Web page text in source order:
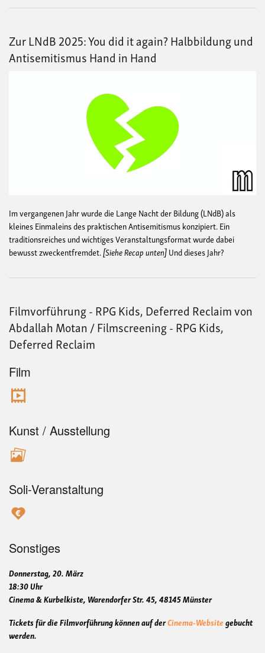
Zur LNdB 2025: You did it again? Halbbildung und
Antisemitismus Hand in Hand
Im vergangenen Jahr wurde die Lange Nacht der Bildung (LNdB) als
kleines Einmaleins des praktischen Antisemitismus konzipiert. Ein
traditionsreiches und wichtiges Veranstaltungsformat wurde dabei
bewusst zweckentfremdet.[Siehe Recap unten]Und dieses Jahr?
Filmvorführung - RPG Kids, Deferred Reclaim von
Abdallah Motan / Filmscreening - RPG Kids,
Deferred Reclaim
Film
Kunst / Ausstellung
Soli-Veranstaltung
Sonstiges
Donnerstag, 20. März
18:30 Uhr
Cinema & Kurbelkiste, Warendorfer Str. 45, 48145 Münster
Tickets für die Filmvorführung können auf derCinema-Websitegebucht
werden.